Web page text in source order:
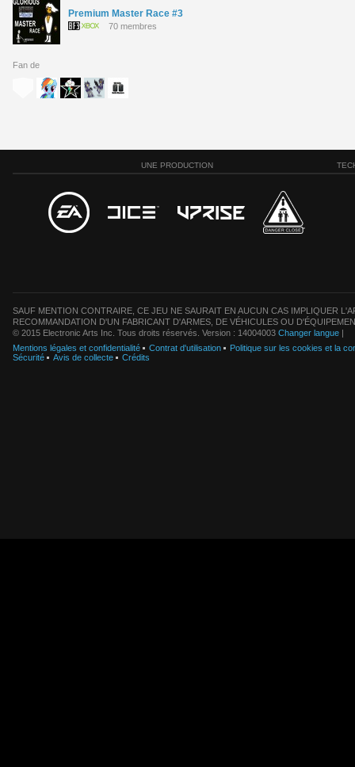
Premium Master Race #3
70 membres
Fan de
UNE PRODUCTION
SAUF MENTION CONTRAIRE, CE JEU NE SAURAIT EN AUCUN CAS IMPLIQUER
RECOMMANDATION D'UN FABRICANT D'ARMES, DE VÉHICULES OU
© 2015 Electronic Arts Inc. Tous droits réservés. Version : 14004003 Changer langue |
Mentions légales et confidentialité
Contrat d'utilisation
Politique sur les cookies et la
Sécurité
Avis de collecte Crédits